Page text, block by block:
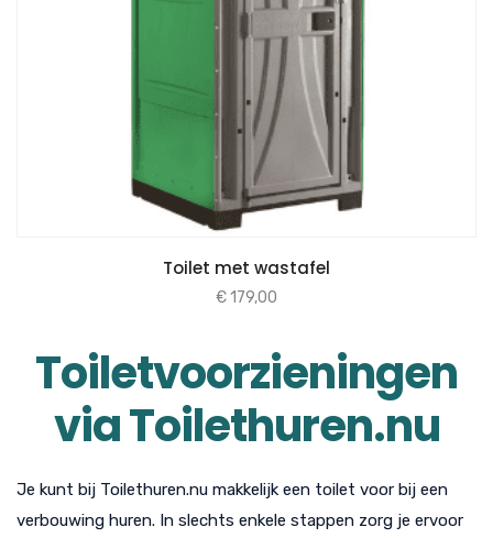
Toilet met wastafel
€179,00
Toiletvoorzieningen
via Toilethuren.nu
Je kunt bij Toilethuren.nu makkelijk een toilet voor bij een
verbouwing huren. In slechts enkele stappen zorg je ervoor